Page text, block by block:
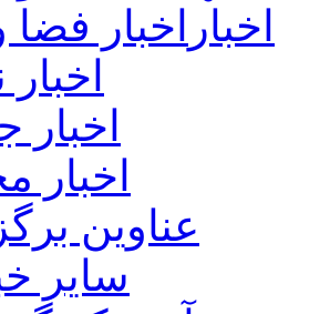
اخبار اخبار
اخبار
اخبار
عناوین
سایر